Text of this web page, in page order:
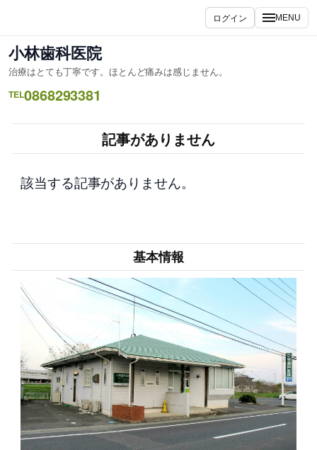
ス
キ
ッ
ログイン MENU
小林歯科医院
治療はとても丁寧です。ほとんど痛みは感じません。
TEL0868293381
記事がありません
該当する記事がありません。
基本情報